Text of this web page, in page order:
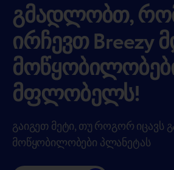
გმადლობთ,
ირჩევთ Breezy
მფლობელს!
გაიგეთ მეტი, თუ როგორ იცავს
მოწყობილობები პლანეტას